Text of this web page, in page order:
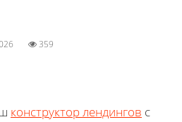
359
конструктор лендингов с